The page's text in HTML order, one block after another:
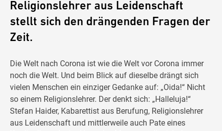
Religionslehrer aus Leidenschaft
stellt sich den drängenden Fragen der
Zeit.
Die Welt nach Corona ist wie die Welt vor Corona immer
noch die Welt. Und beim Blick auf dieselbe drängt sich
vielen Menschen ein einziger Gedanke auf: „Oida!“ Nicht
so einem Religionslehrer. Der denkt sich: „Halleluja!“
Stefan Haider, Kabarettist aus Berufung, Religionslehrer
aus Leidenschaft und mittlerweile auch Pate eines